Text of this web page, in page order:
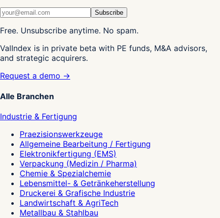
Subscribe
Free. Unsubscribe anytime. No spam.
ValIndex is in private beta with PE funds, M&A advisors,
and strategic acquirers.
Request a demo →
Alle Branchen
Industrie & Fertigung
Praezisionswerkzeuge
Allgemeine Bearbeitung / Fertigung
Elektronikfertigung (EMS)
Verpackung (Medizin / Pharma)
Chemie & Spezialchemie
Lebensmittel- & Getränkeherstellung
Druckerei & Grafische Industrie
Landwirtschaft & AgriTech
Metallbau & Stahlbau